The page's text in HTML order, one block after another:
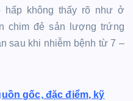
hấp không thấy rõ như ở
chim đẻ sản lượng trứng
sau khi nhiễm bệnh từ 7 –
gốc, đặc điểm, kỹ